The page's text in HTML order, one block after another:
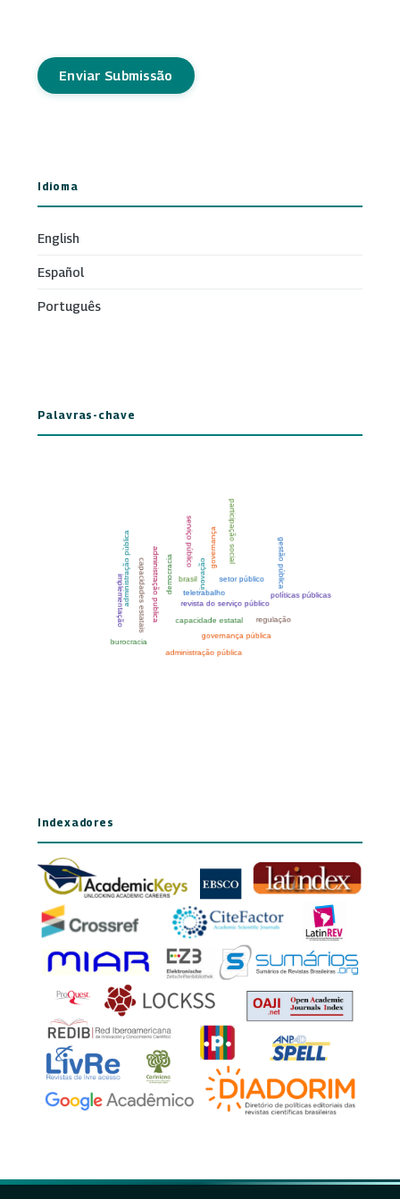
Enviar Submissão
Idioma
English
Español
Português
Palavras-chave
Indexadores